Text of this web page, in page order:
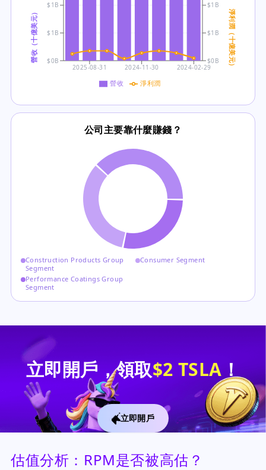
2025-08-31 2024-11-30 2024-02-29
$0B
$1B
$1B
營收（十億美元） $0B
$1B
$1B
淨利潤（十億美元）
營收 淨利潤
公司主要靠什麼賺錢？
Construction Products Group
Segment
Consumer Segment
Performance Coatings Group
Segment
立即開戶，領取$2 TSLA ！
立即開戶
估值分析：RPM是否被高估？